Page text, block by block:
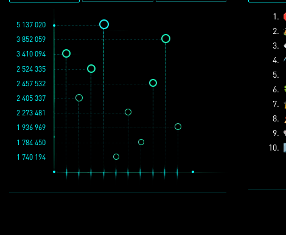
1 936 969
3 852 059
2 457 532
1 784 450
2 273 481
1 740 194
5 137 020
2 524 335
2 405 337
3 410 094
1.
2.
3.
4.
5.
6.
7.
8.
9.
10.